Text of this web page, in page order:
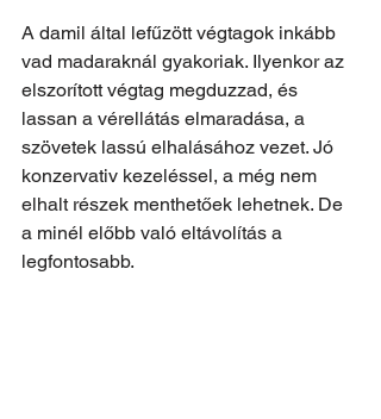
A damil által lefűzött végtagok inkább
vad madaraknál gyakoriak. Ilyenkor az
elszorított végtag megduzzad, és
lassan a vérellátás elmaradása, a
szövetek lassú elhalásához vezet. Jó
konzervativ kezeléssel, a még nem
elhalt részek menthetőek lehetnek. De
a minél előbb való eltávolítás a
legfontosabb.